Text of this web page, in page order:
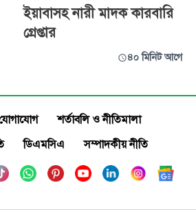
ইয়াবাসহ নারী মাদক কারবারি
গ্রেপ্তার
৪০ মিনিট আগে
শর্তাবলি ও নীতিমালা
ডিএমসিএ সম্পাদকীয় নীতি